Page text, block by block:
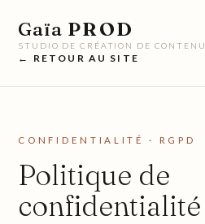
Gaïa PROD
STUDIO DE CRÉATION DE CONTENU
← RETOUR AU SITE
CONFIDENTIALITÉ · RGPD
Politique de
confidentialité